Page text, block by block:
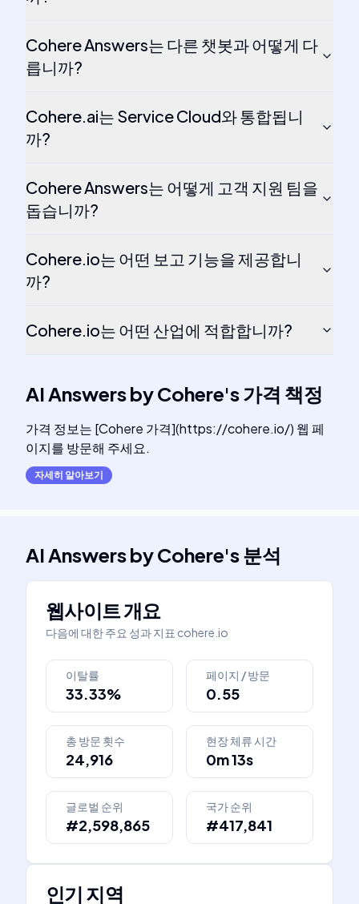
Cohere Answers는 다른 챗봇과 어떻게 다
릅니까?
Cohere.ai는 Service Cloud와 통합됩니
까?
Cohere Answers는 어떻게 고객 지원 팀을
돕습니까?
Cohere.io는 어떤 보고 기능을 제공합니
까?
Cohere.io는 어떤 산업에 적합합니까?
AI Answers by Cohere's가격 책정
가격 정보는 [Cohere 가격](https://cohere.io/) 웹 페
이지를 방문해 주세요.
자세히 알아보기
AI Answers by Cohere's분석
웹사이트 개요
다음에 대한 주요 성과 지표 cohere.io
이탈률
33.33%
페이지 / 방문
0.55
총 방문 횟수
24,916
현장 체류 시간
0m 13s
글로벌 순위
#2,598,865
국가 순위
#417,841
인기 지역